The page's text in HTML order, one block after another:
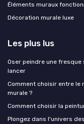
Éléments muraux
Décoration murale luxe
Les plus lus
Oser peindre une
lancer
Comment choisir entre le
murale ?
Comment choisir la
Plongez dans l'univers